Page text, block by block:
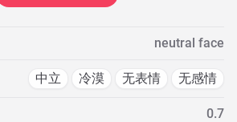
neutral face
中立 冷漠 无表情 无感情
0.7